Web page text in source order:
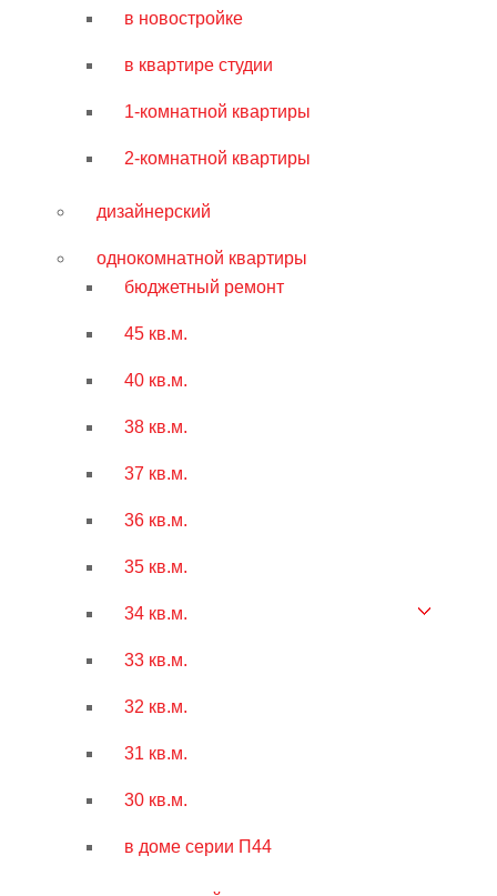
в новостройке
в квартире студии
1-комнатной квартиры
2-комнатной квартиры
дизайнерский
однокомнатной квартиры
бюджетный ремонт
45 кв.м.
40 кв.м.
38 кв.м.
37 кв.м.
36 кв.м.
35 кв.м.
34 кв.м.
33 кв.м.
32 кв.м.
31 кв.м.
30 кв.м.
в доме серии П44